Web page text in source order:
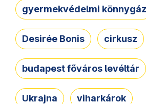
gyermekvédelmi könnygáz
Desirée Bonis cirkusz
budapest főváros levéltár
Ukrajna viharkárok